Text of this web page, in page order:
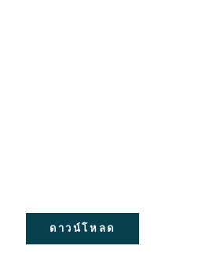
ดาวน์โหลด